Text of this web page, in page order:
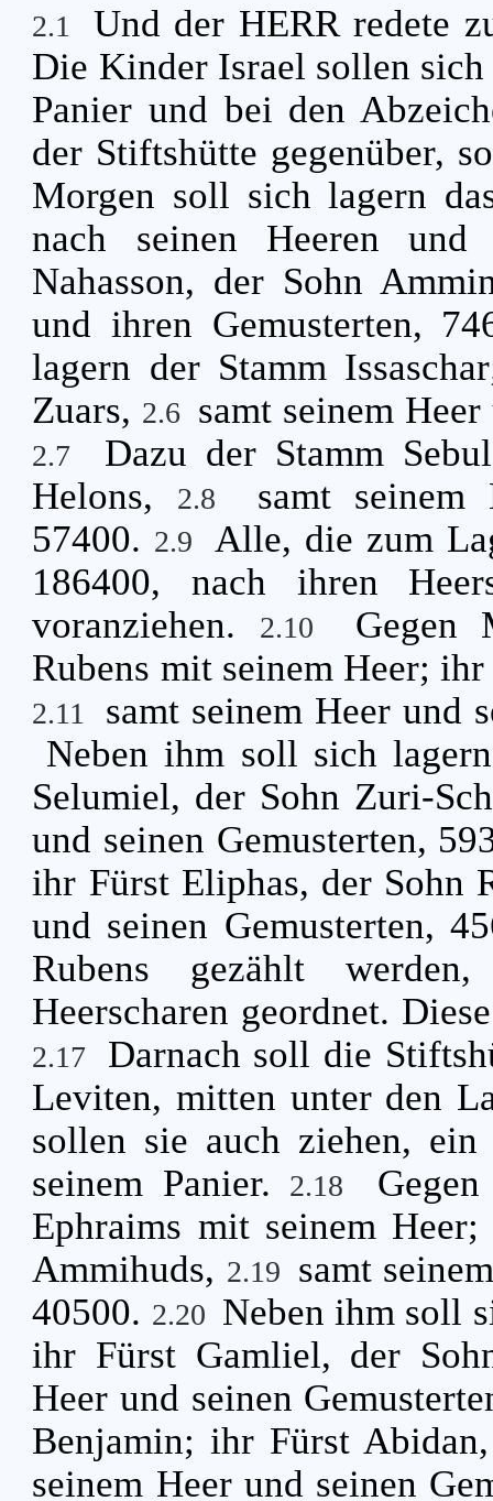
2.1
Und der HERR redete
Die Kinder Israel sollen
Panier und bei den
der Stiftshütte gegenüber,
Morgen soll sich lagern
nach seinen Heeren
Nahasson, der Sohn
und ihren Gemusterten,
lagern der Stamm
Zuars, 2.6 samt seinem
2.7
Dazu der Stamm
Helons,
2.8
samt seinem
57400. 2.9
Alle, die zum
186400, nach ihren
voranziehen.
2.10
Gegen
Rubens mit seinem Heer;
2.11
samt seinem Heer und
Neben ihm soll sich
Selumiel, der Sohn Zuri-
und seinen Gemusterten,
ihr Fürst Eliphas, der Sohn
und seinen Gemusterten,
Rubens gezählt
Heerscharen geordnet.
2.17
Darnach soll die
Leviten, mitten unter den
sollen sie auch ziehen,
seinem Panier.
2.18
Ephraims mit seinem
Ammihuds, 2.19 samt
40500. 2.20 Neben ihm soll
ihr Fürst Gamliel, der
Heer und seinen
Benjamin; ihr Fürst
seinem Heer und seinen